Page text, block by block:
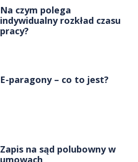
Na czym polega
indywidualny rozkład czasu
pracy?
E-paragony – co to jest?
Zapis na sąd polubowny w
umowach